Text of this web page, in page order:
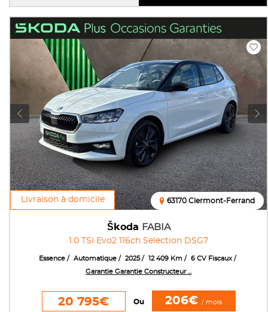
Livraison à domicile
Škoda FABIA
1.0 TSI Evo2 116ch Selection DSG7
63170 Clermont-Ferrand
Essence Automatique 2025 12 409 Km
6 CV Fiscaux
Garantie Garantie Constructeur ...
20 795€ Ou 206€ / mois